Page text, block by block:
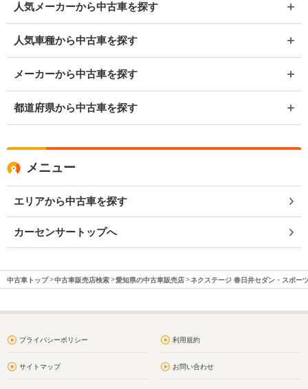
人気メーカーから中古車を探す
人気車種から中古車を探す
メーカーから中古車を探す
都道府県から中古車を探す
メニュー
エリアから中古車を探す
カーセンサートップへ
中古車トップ 中古車販売店検索 愛知県の中古車販売店 ネクステージ 春日井セダン・スポー
プライバシーポリシー 利用規約
サイトマップ お問い合わせ